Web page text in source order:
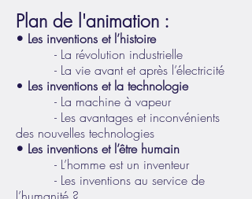
Plan de l'animation :
• Les inventions et l’histoire
- La révolution industrielle
- La vie avant et après l’électricité
• Les inventions et la technologie
- La machine à vapeur
- Les avantages et inconvénients
des nouvelles technologies
• Les inventions et l’être humain
- L’homme est un inventeur
- Les inventions au service de